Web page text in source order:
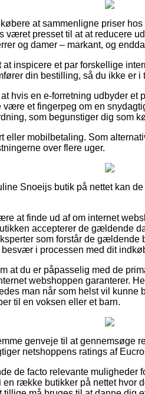
at sammenligne priser
været presset til at at reducere
og damer – markant, og
inspicere et par forskellige
din bestilling, så du ikke er
hvis en e-forretning udbyder et
et fingerpeg om en
som begunstiger dig som
eller mobilbetaling. Som
over flere uger.
Snoeijs butik på nettet kan
at finde ud af om internet
accepterer de gældende
som forstår de gældende
i processen med dit
at du er påpasselig med de
webshoppen garanterer.
man når som helst vil
til en voksen eller et barn.
genveje til at gennemsøge
netshoppens ratings af
de facto relevante muligheder
række butikker på nettet hvor